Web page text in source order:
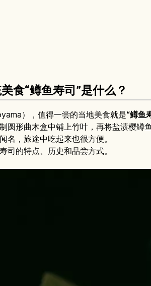
食“鳟鱼寿司”是什么？
），值得一尝的当地美食就是“鳟鱼
圆形曲木盒中铺上竹叶，再将盐渍樱鳟
名，旅途中吃起来也很方便。
司的特点、历史和品尝方式。